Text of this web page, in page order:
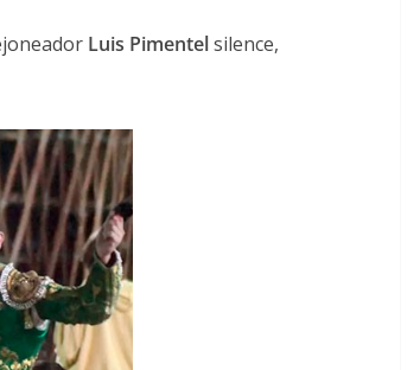
Luis Pimentelsilence,